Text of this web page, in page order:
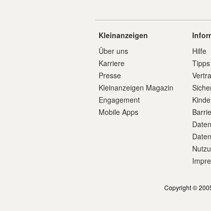
Kleinanzeigen
Über uns
Karriere
Presse
Kleinanzeigen Magazin
Engagement
Mobile Apps
Hilfe
Copyright ©